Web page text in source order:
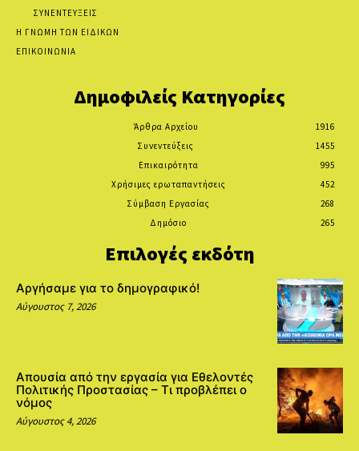
ΣΥΝΕΝΤΕΥΞΕΙΣ
Η ΓΝΩΜΗ ΤΩΝ ΕΙΔΙΚΩΝ
ΕΠΙΚΟΙΝΩΝΙΑ
Δημοφιλείς Κατηγορίες
Άρθρα Αρχείου
1916
Συνεντεύξεις
1455
Επικαιρότητα
995
Χρήσιμες ερωταπαντήσεις
452
Σύμβαση Εργασίας
268
Δημόσιο
265
Επιλογές εκδότη
Αργήσαμε για το δημογραφικό!
Αύγουστος 7, 2026
Απουσία από την εργασία για Εθελοντές
Πολιτικής Προστασίας – Τι προβλέπει ο
νόμος
Αύγουστος 4, 2026